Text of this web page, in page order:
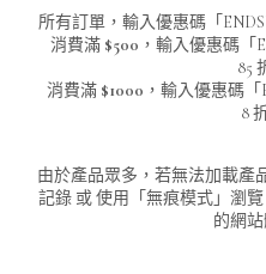
重磅純色短袖 T-
重磅純色 衛衣
長袖恤衫
男裝 T-Shirt
長袖 T-SHIRT
短袖 POLO T-
針織外套
男裝衛衣
包袋
About Us
搜索
連帽衛衣
針織外套
所有訂單，輸入優惠碼「
消費滿 $500 ，輸入優惠碼「
85
消費滿 $1000 ，輸入優惠碼
8
由於產品眾多，若無法加載產
記錄 或 使用「無痕模式」瀏
的網站